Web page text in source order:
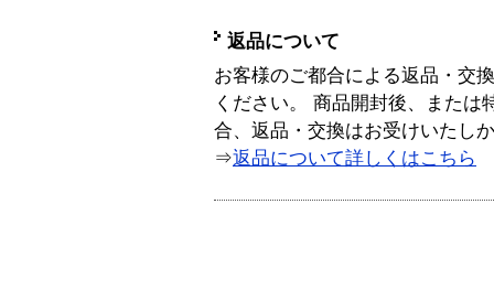
返品について
お客様のご都合による返品・交
ください。 商品開封後、または
合、返品・交換はお受けいたし
⇒返品について詳しくはこちら